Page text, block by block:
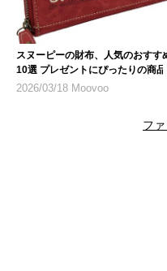
スヌーピーの財布、人気のおすす
10選 プレゼントにぴったりの商品
も
2026/03/18 Moovoo
フ